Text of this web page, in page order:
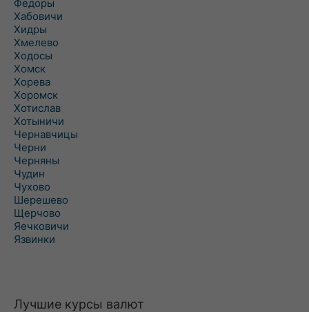
Федоры
Хабовичи
Хидры
Хмелево
Ходосы
Хомск
Хорева
Хоромск
Хотислав
Хотыничи
Чернавчицы
Черни
Черняны
Чудин
Чухово
Шерешево
Щерчово
Яечковичи
Язвинки
Лучшие курсы валют